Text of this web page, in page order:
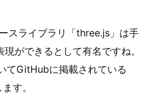
スライブラリ「three.js」は手
ができるとして有名ですね。
てGitHubに掲載されている
す。